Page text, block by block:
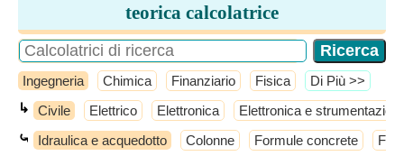
teorica calcolatrice
Ingegneria Chimica Finanziario Fisica ​Di Più >>
↳ Civile Elettrico Elettronica Elettronica e
⤿ Idraulica e acquedotto Colonne Formule concrete